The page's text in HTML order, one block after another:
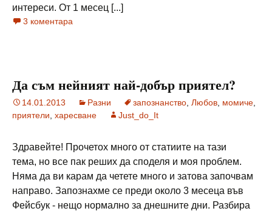
интереси. От 1 месец [...]
3 коментара
Да съм нейният най-добър приятел?
14.01.2013 Разни запознанство Любов момиче
приятели харесване Just_do_It
Здравейте! Прочетох много от статиите на тази
тема, но все пак реших да споделя и моя проблем.
Няма да ви карам да четете много и затова започвам
направо. Запознахме се преди около 3 месеца във
Фейсбук - нещо нормално за днешните дни. Разбира